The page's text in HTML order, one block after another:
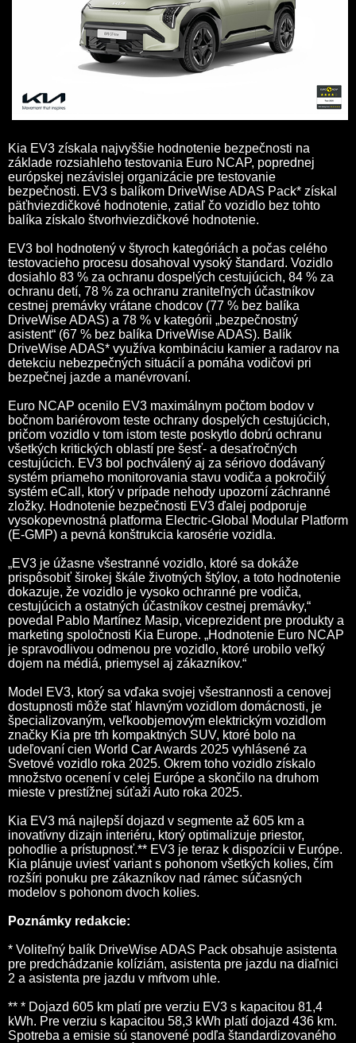
Kia EV3 získala najvyššie hodnotenie bezpečnosti na
základe rozsiahleho testovania Euro NCAP, poprednej
európskej nezávislej organizácie pre testovanie
bezpečnosti. EV3 s balíkom DriveWise ADAS Pack* získal
päťhviezdičkové hodnotenie, zatiaľ čo vozidlo bez tohto
balíka získalo štvorhviezdičkové hodnotenie.
EV3 bol hodnotený v štyroch kategóriách a počas celého
testovacieho procesu dosahoval vysoký štandard. Vozidlo
dosiahlo 83 % za ochranu dospelých cestujúcich, 84 % za
ochranu detí, 78 % za ochranu zraniteľných účastníkov
cestnej premávky vrátane chodcov (77 % bez balíka
DriveWise ADAS) a 78 % v kategórii „bezpečnostný
asistent“ (67 % bez balíka DriveWise ADAS). Balík
DriveWise ADAS* využíva kombináciu kamier a radarov na
detekciu nebezpečných situácií a pomáha vodičovi pri
bezpečnej jazde a manévrovaní.
Euro NCAP ocenilo EV3 maximálnym počtom bodov v
bočnom bariérovom teste ochrany dospelých cestujúcich,
pričom vozidlo v tom istom teste poskytlo dobrú ochranu
všetkých kritických oblastí pre šesť- a desaťročných
cestujúcich. EV3 bol pochválený aj za sériovo dodávaný
systém priameho monitorovania stavu vodiča a pokročilý
systém eCall, ktorý v prípade nehody upozorní záchranné
zložky. Hodnotenie bezpečnosti EV3 ďalej podporuje
vysokopevnostná platforma Electric-Global Modular Platform
(E-GMP) a pevná konštrukcia karosérie vozidla.
„EV3 je úžasne všestranné vozidlo, ktoré sa dokáže
prispôsobiť širokej škále životných štýlov, a toto hodnotenie
dokazuje, že vozidlo je vysoko ochranné pre vodiča,
cestujúcich a ostatných účastníkov cestnej premávky,“
povedal Pablo Martínez Masip, viceprezident pre produkty a
marketing spoločnosti Kia Europe. „Hodnotenie Euro NCAP
je spravodlivou odmenou pre vozidlo, ktoré urobilo veľký
dojem na médiá, priemysel aj zákazníkov.“
Model EV3, ktorý sa vďaka svojej všestrannosti a cenovej
dostupnosti môže stať hlavným vozidlom domácnosti, je
špecializovaným, veľkoobjemovým elektrickým vozidlom
značky Kia pre trh kompaktných SUV, ktoré bolo na
udeľovaní cien World Car Awards 2025 vyhlásené za
Svetové vozidlo roka 2025. Okrem toho vozidlo získalo
množstvo ocenení v celej Európe a skončilo na druhom
mieste v prestížnej súťaži Auto roka 2025.
Kia EV3 má najlepší dojazd v segmente až 605 km a
inovatívny dizajn interiéru, ktorý optimalizuje priestor,
pohodlie a prístupnosť.** EV3 je teraz k dispozícii v Európe.
Kia plánuje uviesť variant s pohonom všetkých kolies, čím
rozšíri ponuku pre zákazníkov nad rámec súčasných
modelov s pohonom dvoch kolies.
Poznámky redakcie:
* Voliteľný balík DriveWise ADAS Pack obsahuje asistenta
pre predchádzanie kolíziám, asistenta pre jazdu na diaľnici
2 a asistenta pre jazdu v mŕtvom uhle.
** * Dojazd 605 km platí pre verziu EV3 s kapacitou 81,4
kWh. Pre verziu s kapacitou 58,3 kWh platí dojazd 436 km.
Spotreba a emisie sú stanovené podľa štandardizovaného